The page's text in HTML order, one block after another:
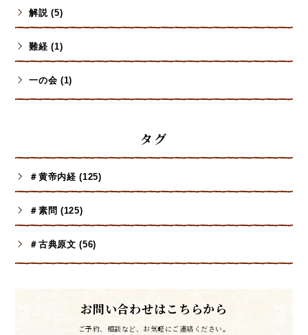
解説 (5)
難経 (1)
一の会 (1)
タグ
＃黄帝内経 (125)
＃素問 (125)
＃古典原文 (56)
お問い合わせはこちらから
ご予約、相談など、お気軽にご連絡ください。